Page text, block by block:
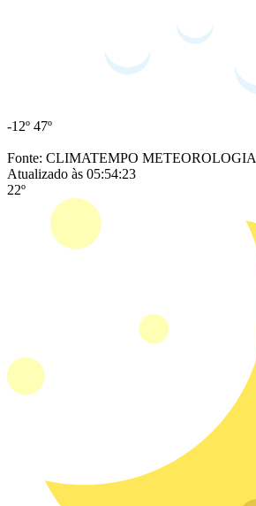
-12º 47º
Fonte: CLIMATEMPO METEOROLOGIA
Atualizado às 05:54:23
22º